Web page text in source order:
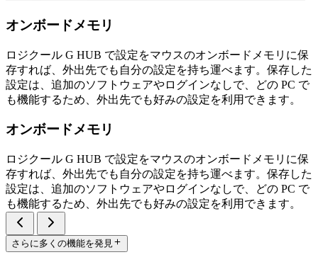
オンボードメモリ
ロジクール G HUB で設定をマウスのオンボードメモリに保
存すれば、外出先でも自分の設定を持ち運べます。保存した
設定は、追加のソフトウェアやログインなしで、どの PC で
も機能するため、外出先でも好みの設定を利用できます。
オンボードメモリ
ロジクール G HUB で設定をマウスのオンボードメモリに保
存すれば、外出先でも自分の設定を持ち運べます。保存した
設定は、追加のソフトウェアやログインなしで、どの PC で
も機能するため、外出先でも好みの設定を利用できます。
さらに多くの機能を発見